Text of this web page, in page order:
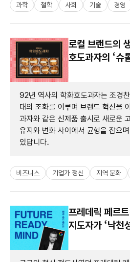
과학 철학 사회 기술 경영
로컬 브랜드의
호도과자의 ‘슈
92년 역사의 학화호도과자는 조경
대의 조화를 이루며 브랜드 혁신을
과자와 같은 신제품 출시로 새로운
유지와 변화 사이에서 균형을 잡으
있답니다.
비즈니스 기업가 정신 지역 문화
프레데릭 페르
지도자가 ‘낙천